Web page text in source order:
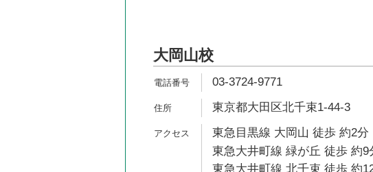
大岡山校
03-3724-9771
東京都大田区北千束1-44-3
東急目黒線 大岡山 徒歩 約2分
東急大井町線 緑が丘 徒歩 約9
東急大井町線 北千束 徒歩 約